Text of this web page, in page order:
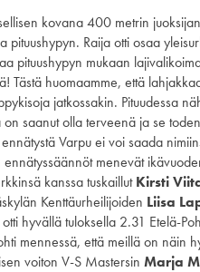
kovana 400 metrin
pituushypyn. Raija otti osaa
pituushypyn mukaan
Tästä huomaamme, että
jatkossakin. Pituudessa
on saanut olla terveenä ja se
Varpu ei voi saada
ennätyssäännöt menevät
kanssa tuskaillutKirsti
Kenttäurheilijoiden Liisa
otti hyvällä tuloksella 2.31 Etelä-
mennessä, että meillä on näin
voiton V-S Mastersin Marja